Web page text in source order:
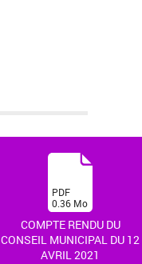
COMPTE RENDU DU
CONSEIL MUNICIPAL DU 12
AVRIL 2021
(PDF
0.36 Mo
)